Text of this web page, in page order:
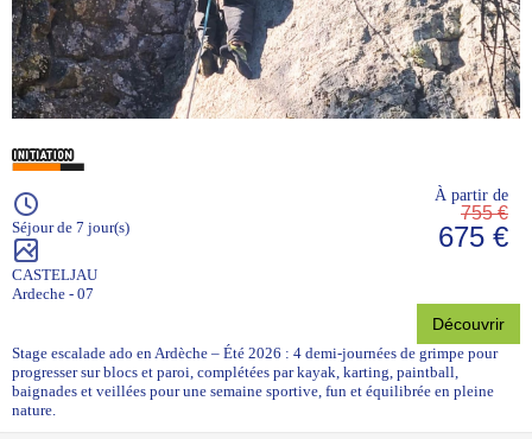
Séjour de 7 jour(s)
CASTELJAU
Ardeche - 07
À partir de
755 €
675 €
Découvrir
Stage escalade ado en Ardèche – Été 2026 : 4 demi-journées de grimpe pour
progresser sur blocs et paroi, complétées par kayak, karting, paintball,
baignades et veillées pour une semaine sportive, fun et équilibrée en pleine
nature.